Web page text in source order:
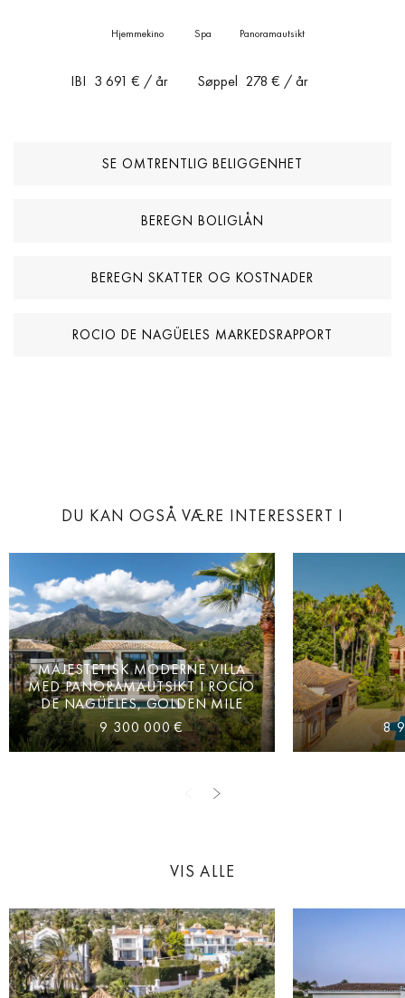
Hjemmekino Spa Panoramautsikt
IBI 3 691 € / år Søppel 278 € / år
SE OMTRENTLIG BELIGGENHET
BEREGN BOLIGLÅN
BEREGN SKATTER OG KOSTNADER
ROCIO DE NAGÜELES MARKEDSRAPPORT
DU KAN OGSÅ VÆRE INTERESSERT I
MAJESTETISK MODERNE VILLA
MED PANORAMAUTSIKT I ROCÍO
DE NAGÜELES, GOLDEN MILE
9 300 000 €
8
VIS ALLE